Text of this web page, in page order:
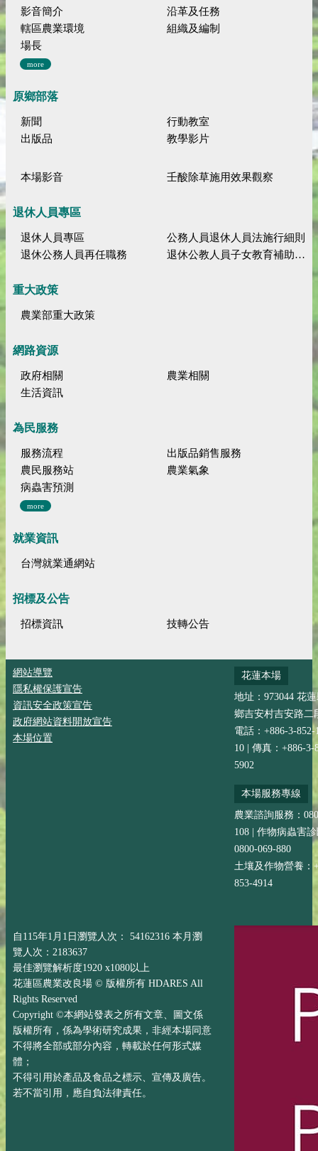
影音簡介
沿革及任務
轄區農業環境
組織及編制
場長
more
原鄉部落
新聞
行動教室
出版品
教學影片
本場影音 壬酸除草施用效果觀察
退休人員專區
退休人員專區
公務人員退休人員法施行細則
退休公務人員再任職務
退休公教人員子女教育補助規定
重大政策
農業部重大政策
網路資源
政府相關
農業相關
生活資訊
為民服務
服務流程
出版品銷售服務
農民服務站
農業氣象
病蟲害預測
more
就業資訊
台灣就業通網站
招標及公告
招標資訊 技轉公告
網站導覽
隱私權保護宣告
資訊安全政策宣告
政府網站資料開放宣告
本場位置
花蓮本場
地址：973044 花
鄉吉安村吉安路二
電話：+886-3-852-
10 | 傳真：+886-3-
5902
本場服務專線
農業諮詢服務：
108 | 作物病蟲害
0800-069-880
土壤及作物營養：
853-4914
自115年1月1日瀏覽人次： 54162316 本月瀏
覽人次：2183637
最佳瀏覽解析度1920 x1080以上
花蓮區農業改良場 © 版權所有 HDARES All
Rights Reserved
Copyright ©本網站發表之所有文章、圖文係
版權所有，係為學術研究成果，非經本場同意
不得將全部或部分內容，轉載於任何形式媒
體；
不得引用於產品及食品之標示、宣傳及廣告。
若不當引用，應自負法律責任。